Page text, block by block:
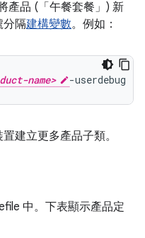
產品 (「午餐套餐」) 新
分隔建構變數。例如：
name>
建立更多產品子類。
中。下表顯示產品定